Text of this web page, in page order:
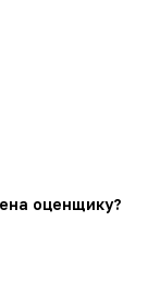
оценщику?